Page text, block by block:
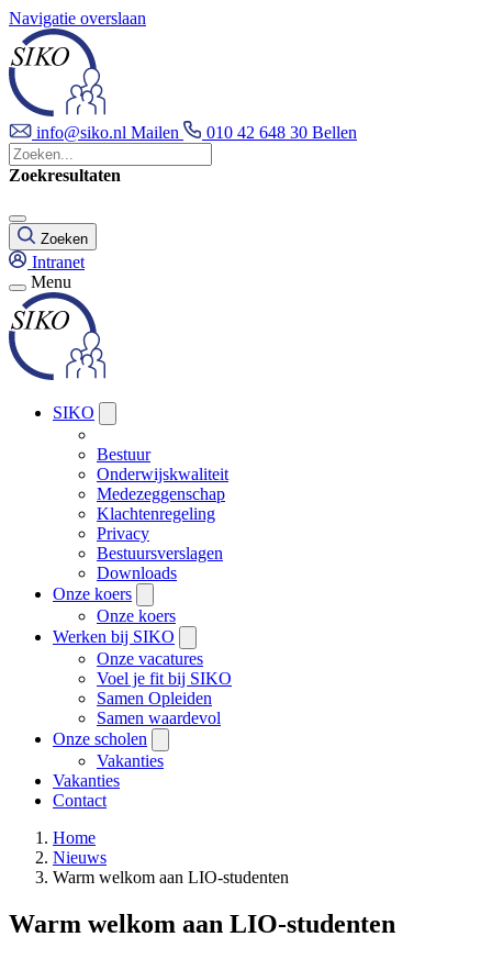
Navigatie overslaan
info@siko.nl Mailen 010 42 648 30 Bellen
Zoekresultaten
Zoeken
Intranet
Menu
SIKO
Bestuur
Onderwijskwaliteit
Medezeggenschap
Klachtenregeling
Privacy
Bestuursverslagen
Downloads
Onze koers
Onze koers
Werken bij SIKO
Onze vacatures
Voel je fit bij SIKO
Samen Opleiden
Samen waardevol
Onze scholen
Vakanties
Vakanties
Contact
Home
Nieuws
Warm welkom aan LIO-studenten
Warm welkom aan LIO-studenten